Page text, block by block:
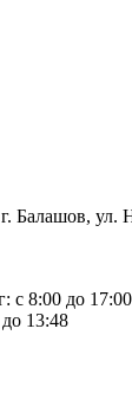
Балашов, ул.
с 8:00 до 17:00
13:48